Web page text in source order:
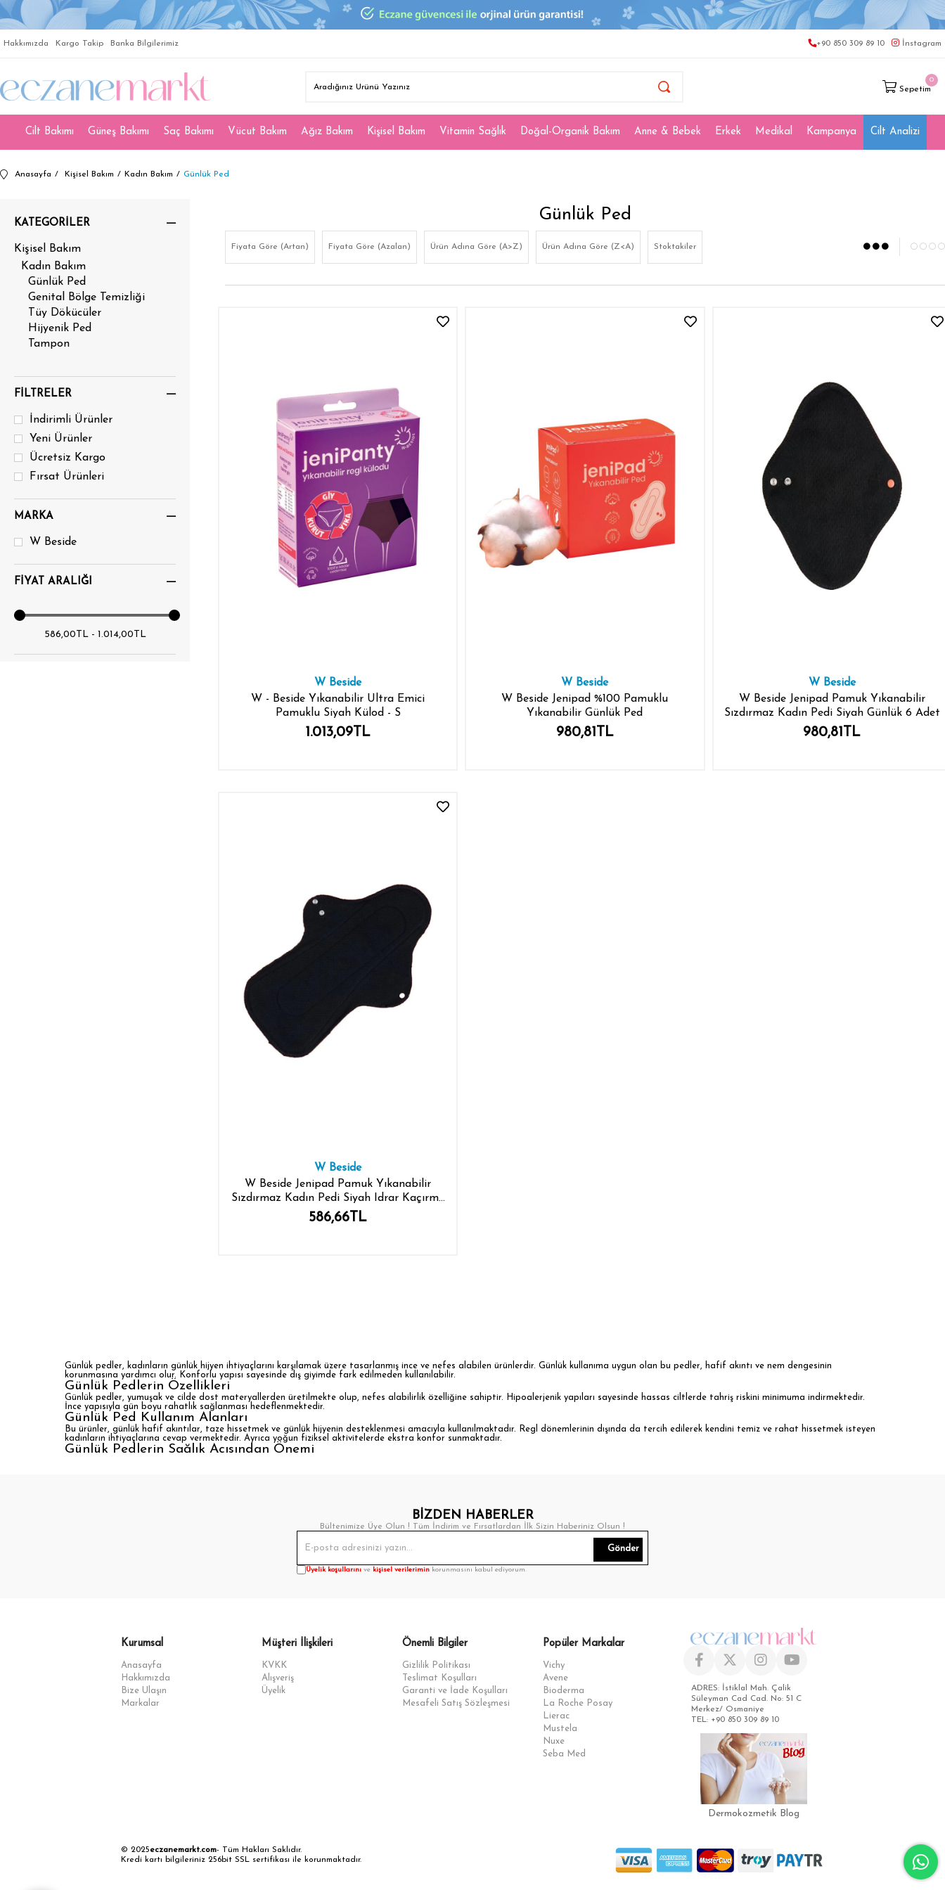
Hakkımızda Kargo Takip Banka Bilgilerimiz +90 850 309 89 10 İnstagram
Sepetim
0
Cilt Bakımı Güneş Bakımı Saç Bakımı Vücut Bakım Ağız Bakım Kişisel Bakım Vitamin Sağlık Doğal-Organik Bakım Anne & Bebek Erkek Medikal Kampanya Cilt Analizi
Anasayfa Kişisel Bakım Kadın Bakım Günlük Ped
KATEGORILER
Kişisel Bakım
Kadın Bakım
Günlük Ped
Genital Bölge Temizliği
Tüy Dökücüler
Hijyenik Ped
Tampon
FILTRELER
İndirimli Ürünler
Yeni Ürünler
Ücretsiz Kargo
Fırsat Ürünleri
MARKA
W Beside
FIYAT ARALIĞI
586,00TL - 1.014,00TL
Günlük Ped
Fiyata Göre (Artan) Fiyata Göre (Azalan) Ürün Adına Göre (A>Z) Ürün Adına Göre (Z<A) Stoktakiler
W Beside
W - Beside Yıkanabilir Ultra Emici
Pamuklu Siyah Külod - S
1.013,09TL
W Beside
W Beside Jenipad %100 Pamuklu
Yıkanabilir Günlük Ped
980,81TL
W Beside
W Beside Jenipad Pamuk Yıkanabilir
Sızdırmaz Kadın Pedi Siyah Günlük 6 Adet
980,81TL
W Beside
W Beside Jenipad Pamuk Yıkanabilir
Sızdırmaz Kadın Pedi Siyah Idrar Kaçırma
Xl & Lohusa Xl
586,66TL
Günlük pedler, kadınların günlük hijyen ihtiyaçlarını karşılamak üzere tasarlanmış ince ve nefes alabilen ürünlerdir. Günlük kullanıma uygun olan bu pedler, hafif akıntı ve nem dengesinin
korunmasına yardımcı olur. Konforlu yapısı sayesinde dış giyimde fark edilmeden kullanılabilir.
Günlük Pedlerin Özellikleri
Günlük pedler, yumuşak ve cilde dost materyallerden üretilmekte olup, nefes alabilirlik özelliğine sahiptir. Hipoalerjenik yapıları sayesinde hassas ciltlerde tahriş riskini minimuma indirmektedir.
İnce yapısıyla gün boyu rahatlık sağlanması hedeflenmektedir.
Günlük Ped Kullanım Alanları
Bu ürünler, günlük hafif akıntılar, taze hissetmek ve günlük hijyenin desteklenmesi amacıyla kullanılmaktadır. Regl dönemlerinin dışında da tercih edilerek kendini temiz ve rahat hissetmek isteyen
kadınların ihtiyaçlarına cevap vermektedir. Ayrıca yoğun fiziksel aktivitelerde ekstra konfor sunmaktadır.
Günlük Pedlerin Sağlık Açısından Önemi
BİZDEN HABERLER
Bültenimize Üye Olun ! Tüm İndirim ve Fırsatlardan İlk Sizin Haberiniz Olsun !
Gönder
Üyelik koşullarını ve kişisel verilerimin korunmasını kabul ediyorum.
Kurumsal
Anasayfa
Hakkımızda
Bize Ulaşın
Markalar
Müşteri İlişkileri
KVKK
Alışveriş
Üyelik
Önemli Bilgiler
Gizlilik Politikası
Teslimat Koşulları
Garanti ve İade Koşulları
Mesafeli Satış Sözleşmesi
Popüler Markalar
Vichy
Avene
Bioderma
La Roche Posay
Lierac
Mustela
Nuxe
Seba Med
ADRES: İstiklal Mah. Çalik
Süleyman Cad Cad. No: 51 C
Merkez/ Osmaniye
TEL: +90 850 309 89 10
Dermokozmetik Blog
© 2025eczanemarkt.com- Tüm Hakları Saklıdır.
Kredi kartı bilgileriniz 256bit SSL sertifikası ile korunmaktadır.